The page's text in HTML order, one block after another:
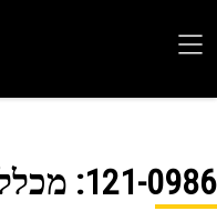
121-
: